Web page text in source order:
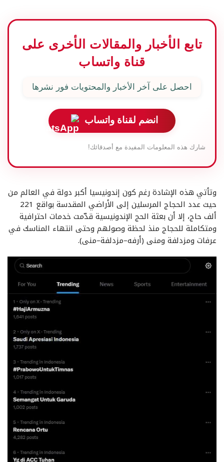
تابع الأخبار والمقالات الأخرى على
قناة واتساب
احصل على آخر الأخبار والمحتويات فور نشرها
انضم لقناة واتساب
شارك هذه المعلومات المفيدة مع أصدقائك!
وتأتي هذه الإشادة رغم كون إندونيسيا أكبر دولة في العالم من
حيث عدد الحجاج المرسلين إلى الأراضي المقدسة بواقع 221
ألف حاج، إلا أن بعثة الحج الإندونيسية قدّمت خدمات احترافية
ومتكاملة للحجاج منذ لحظة وصولهم وحتى انتهاء المناسك في
عرفات ومزدلفة ومنى (أرفه–مزدلفة–منى).